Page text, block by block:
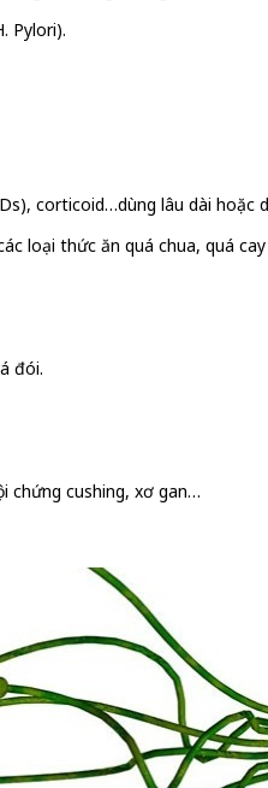
Pylori).
corticoid…dùng lâu dài
loại thức ăn quá chua, quá
đói.
chứng cushing, xơ gan…